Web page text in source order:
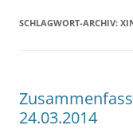
SCHLAGWORT-ARCHIV:
24.03.2014